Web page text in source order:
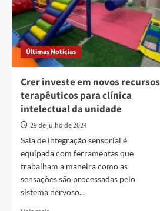
próteses
personalizadas
Últimas Notícias
Crer investe em novos recursos
terapêuticos para clínica
intelectual da unidade
29 de julho de 2024
Sala de integração sensorial é
equipada com ferramentas que
trabalham a maneira como as
sensações são processadas pelo
sistema nervoso...